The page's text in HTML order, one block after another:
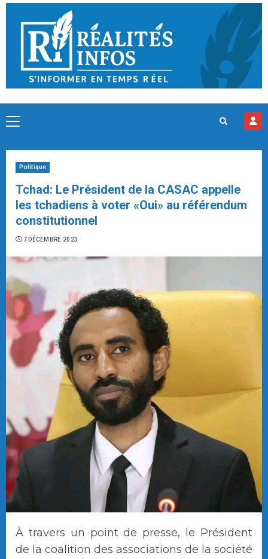
Skip
content
Primary
Politique
Tchad: Le Président de la CASAC appelle
les tchadiens à voter «Oui» au référendum
constitutionnel
7 DÉCEMBRE 2023
À travers un point de presse, le Président
de la coalition des associations de la société